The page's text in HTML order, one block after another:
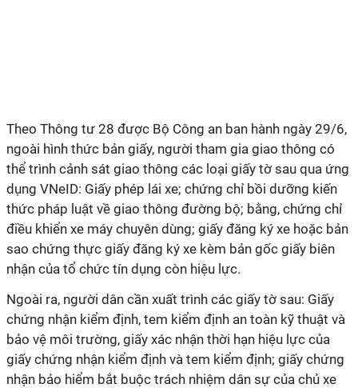
Theo Thông tư 28 được Bộ Công an ban hành ngày 29/6,
ngoài hình thức bản giấy, người tham gia giao thông có
thể trình cảnh sát giao thông các loại giấy tờ sau qua ứng
dụng VNeID: Giấy phép lái xe; chứng chỉ bồi dưỡng kiến
thức pháp luật về giao thông đường bộ; bằng, chứng chỉ
điều khiển xe máy chuyên dùng; giấy đăng ký xe hoặc bản
sao chứng thực giấy đăng ký xe kèm bản gốc giấy biên
nhận của tổ chức tín dụng còn hiệu lực.
Ngoài ra, người dân cần xuất trình các giấy tờ sau: Giấy
chứng nhận kiểm định, tem kiểm định an toàn kỹ thuật và
bảo vệ môi trường, giấy xác nhận thời hạn hiệu lực của
giấy chứng nhận kiểm định và tem kiểm định; giấy chứng
nhận bảo hiểm bắt buộc trách nhiệm dân sự của chủ xe